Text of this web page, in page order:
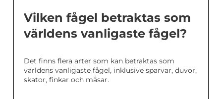
Vilken fågel betraktas som
världens vanligaste fågel?
Det finns flera arter som kan betraktas som
världens vanligaste fågel, inklusive sparvar, duvor,
skator, finkar och måsar.